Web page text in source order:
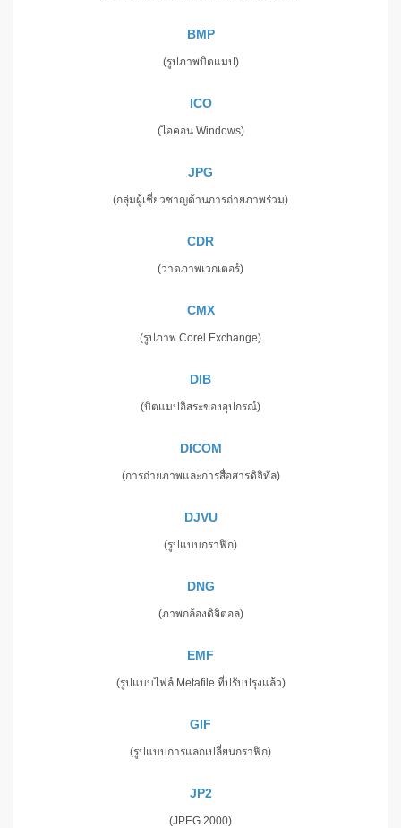
BMP
(รูปภาพบิตแมป)
ICO
(ไอคอน Windows)
JPG
(กลุ่มผู้เชี่ยวชาญด้านการถ่ายภาพร่วม)
CDR
(วาดภาพเวกเตอร์)
CMX
(รูปภาพ Corel Exchange)
DIB
(บิตแมปอิสระของอุปกรณ์)
DICOM
(การถ่ายภาพและการสื่อสารดิจิทัล)
DJVU
(รูปแบบกราฟิก)
DNG
(ภาพกล้องดิจิตอล)
EMF
(รูปแบบไฟล์ Metafile ที่ปรับปรุงแล้ว)
GIF
(รูปแบบการแลกเปลี่ยนกราฟิก)
JP2
(JPEG 2000)